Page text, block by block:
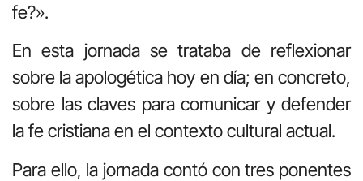
fe?».
En esta jornada se trataba de reflexionar
sobre la apologética hoy en día; en concreto,
sobre las claves para comunicar y defender
la fe cristiana en el contexto cultural actual.
Para ello, la jornada contó con tres ponentes